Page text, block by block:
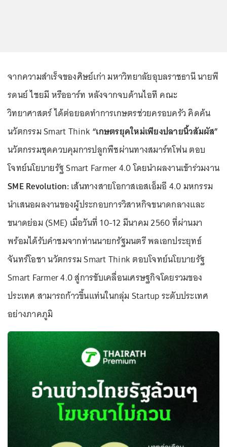
จากความสำเร็จของศิษย์เก่า มหาวิทยาลัยอุบลราชธานี นายพี
รดนย์ ไชยมี หรืออาร์ท หลังจากจบด้านไอที คณะ
วิทยาศาสตร์ ได้ต่อยอดทำการเกษตรช่วยครอบครัว คิดค้น
นวัตกรรม Smart Think “เกษตรยุคใหม่เพียงปลายนิ้วสัมผัส”
นวัตกรรมชุดควบคุมการปลูกพืชผ่านทางสมาร์ทโฟน ตอบ
โจทย์นโยบายรัฐ Smart Farmer 4.0 โดยนำผลงานเข้าร่วมงาน
SME Revolution:เส้นทางสายโอกาสเอสเอ็มอี 4.0 มหกรรม
นำเสนอผลงานของผู้ประกอบการวิสาหกิจขนาดกลางและ
ขนาดย่อม (SME) เมื่อวันที่ 10-12 มีนาคม 2560 ที่ผ่านมา
พร้อมได้รับคำชมจากท่านนายกรัฐมนตรี พลเอกประยุทธ์
จันทร์โอชา นวัตกรรม Smart Think ตอบโจทย์นโยบายรัฐ
Smart Farmer 4.0 สู่การขับเคลื่อนเศรษฐกิจโดยรวมของ
ประเทศ สามารถก้าวขึ้นแท่นในกลุ่ม Startup ระดับประเทศ
อย่างภาคภูมิ